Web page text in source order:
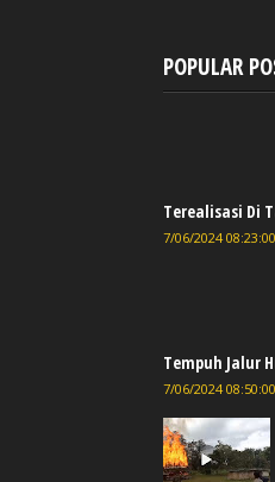
POPULAR
Terealisasi Di
7/06/2024
Tempuh Jalur
7/06/2024